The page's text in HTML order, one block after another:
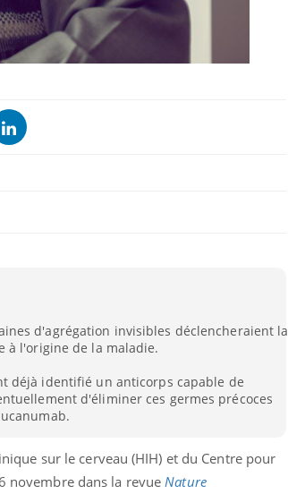
d'agrégation invisibles déclencheraient la
à l'origine de la maladie.
déjà identifié un anticorps capable de
d'éliminer ces germes précoces
sur le cerveau (HIH) et du Centre pour
novembre dans la revue Nature